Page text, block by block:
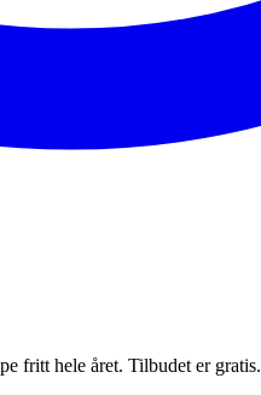
fritt hele året. Tilbudet er gratis.